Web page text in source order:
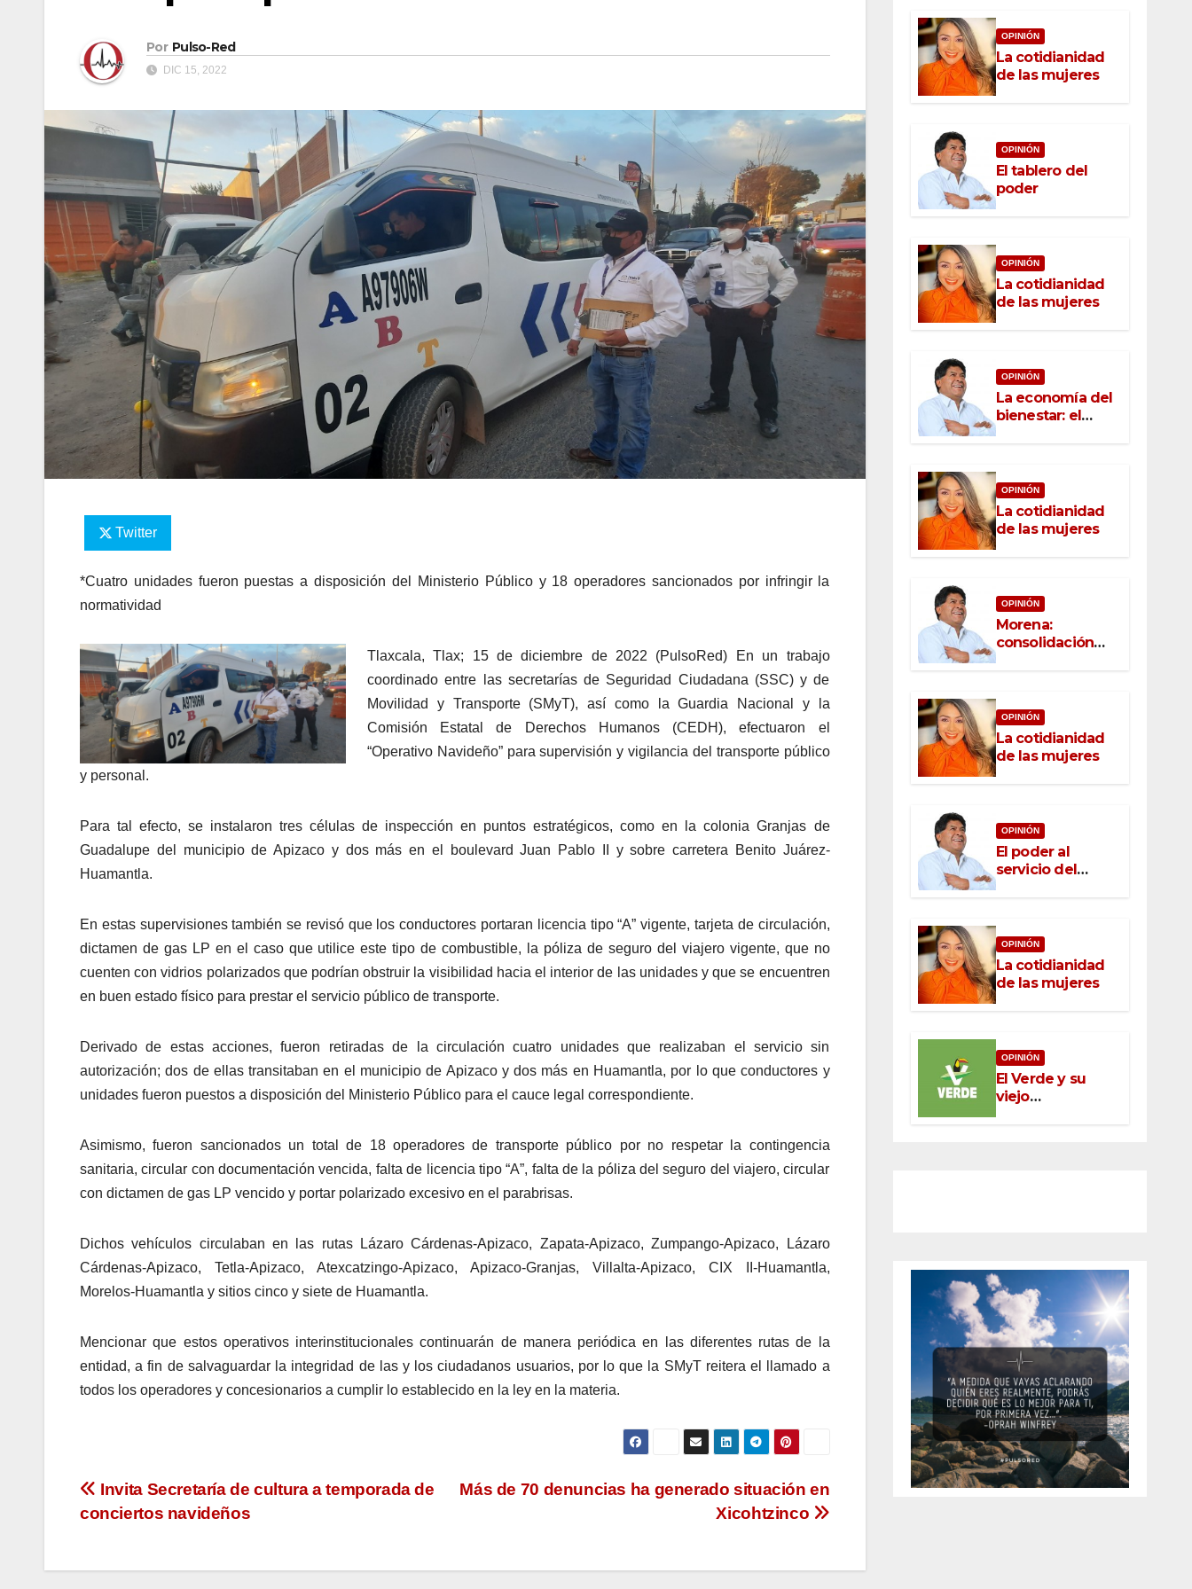
Por Pulso-Red
DIC 15, 2022
Twitter
*Cuatro unidades fueron puestas a disposición del Ministerio Público y 18 operadores sancionados por infringir la
normatividad
Tlaxcala, Tlax; 15 de diciembre de 2022 (PulsoRed) En un trabajo
coordinado entre las secretarías de Seguridad Ciudadana (SSC) y de
Movilidad y Transporte (SMyT), así como la Guardia Nacional y la
Comisión Estatal de Derechos Humanos (CEDH), efectuaron el
“Operativo Navideño” para supervisión y vigilancia del transporte público
y personal.
Para tal efecto, se instalaron tres células de inspección en puntos estratégicos, como en la colonia Granjas de
Guadalupe del municipio de Apizaco y dos más en el boulevard Juan Pablo II y sobre carretera Benito Juárez-
Huamantla.
En estas supervisiones también se revisó que los conductores portaran licencia tipo “A” vigente, tarjeta de circulación,
dictamen de gas LP en el caso que utilice este tipo de combustible, la póliza de seguro del viajero vigente, que no
cuenten con vidrios polarizados que podrían obstruir la visibilidad hacia el interior de las unidades y que se encuentren
en buen estado físico para prestar el servicio público de transporte.
Derivado de estas acciones, fueron retiradas de la circulación cuatro unidades que realizaban el servicio sin
autorización; dos de ellas transitaban en el municipio de Apizaco y dos más en Huamantla, por lo que conductores y
unidades fueron puestos a disposición del Ministerio Público para el cauce legal correspondiente.
Asimismo, fueron sancionados un total de 18 operadores de transporte público por no respetar la contingencia
sanitaria, circular con documentación vencida, falta de licencia tipo “A”, falta de la póliza del seguro del viajero, circular
con dictamen de gas LP vencido y portar polarizado excesivo en el parabrisas.
Dichos vehículos circulaban en las rutas Lázaro Cárdenas-Apizaco, Zapata-Apizaco, Zumpango-Apizaco, Lázaro
Cárdenas-Apizaco, Tetla-Apizaco, Atexcatzingo-Apizaco, Apizaco-Granjas, Villalta-Apizaco, CIX II-Huamantla,
Morelos-Huamantla y sitios cinco y siete de Huamantla.
Mencionar que estos operativos interinstitucionales continuarán de manera periódica en las diferentes rutas de la
entidad, a fin de salvaguardar la integridad de las y los ciudadanos usuarios, por lo que la SMyT reitera el llamado a
todos los operadores y concesionarios a cumplir lo establecido en la ley en la materia.
Navegación
entradas
Más de 70 denuncias ha generado situación en
Xicohtzinco
Invita Secretaría de cultura a temporada de
conciertos navideños
OPINIÓN
La cotidianidad
de las mujeres
OPINIÓN
El tablero del
poder
OPINIÓN
La cotidianidad
de las mujeres
OPINIÓN
La economía del
bienestar: el
nuevo rostro del
OPINIÓN
La cotidianidad
de las mujeres
OPINIÓN
Morena:
consolidación
con raíz, rumbo
OPINIÓN
La cotidianidad
de las mujeres
OPINIÓN
El poder al
servicio del
pueblo: la nueva
México
OPINIÓN
La cotidianidad
de las mujeres
OPINIÓN
El Verde y su
viejo
oportunismo